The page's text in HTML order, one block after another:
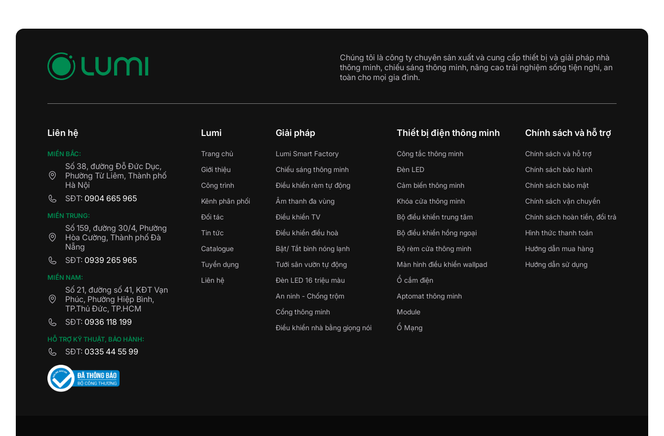
Chúng tôi là công ty chuyên sản xuất và cung cấp thiết bị và giải pháp nhà
thông minh, chiếu sáng thông minh, nâng cao trải nghiệm sống tiện nghi, an
toàn cho mọi gia đình.
Liên hệ
MIỀN BẮC:
Số 38, đường Đỗ Đức Dục,
Phường Từ Liêm, Thành phố
Hà Nội
SĐT: 0904 665 965
MIỀN TRUNG:
Số 159, đường 30/4, Phường
Hòa Cường, Thành phố Đà
Nẵng
SĐT: 0939 265 965
MIỀN NAM:
Số 21, đường số 41, KĐT Vạn
Phúc, Phường Hiệp Bình,
TP.Thủ Đức, TP.HCM
SĐT: 0936 118 199
HỖ TRỢ KỸ THUẬT, BẢO HÀNH:
SĐT: 0335 44 55 99
Lumi
Trang chủ
Giới thiệu
Công trình
Kênh phân phối
Đối tác
Tin tức
Catalogue
Tuyển dụng
Liên hệ
Giải pháp
Lumi Smart Factory
Chiếu sáng thông minh
Điều khiển rèm tự động
Âm thanh đa vùng
Điều khiển TV
Điều khiển điều hoà
Bật/ Tắt bình nóng lạnh
Tưới sân vườn tự động
Đèn LED 16 triệu màu
An ninh - Chống trộm
Cổng thông minh
Điều khiển nhà bằng giọng nói
Thiết bị điện thông minh
Công tắc thông minh
Đèn LED
Cảm biến thông minh
Khóa cửa thông minh
Bộ điều khiển trung tâm
Bộ điều khiển hồng ngoại
Bộ rèm cửa thông minh
Màn hình điều khiển wallpad
Ổ cắm điện
Aptomat thông minh
Module
Ổ Mạng
Chính sách và hỗ trợ
Chính sách và hỗ trợ
Chính sách bảo hành
Chính sách bảo mật
Chính sách vận chuyển
Chính sách hoàn tiền, đổi trả
Hình thức thanh toán
Hướng dẫn mua hàng
Hướng dẫn sử dụng